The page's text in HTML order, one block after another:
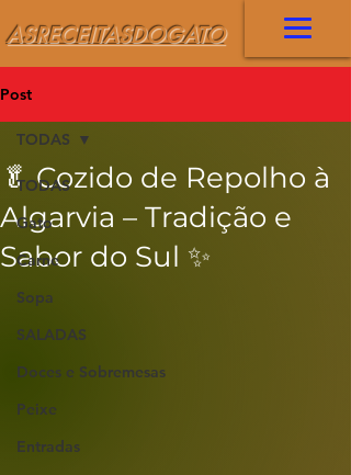
ASRECEITASDOGATO
Post
TODAS
Gato
Carne
Sopa
SALADAS
Doces e Sobremesas
Peixe
Entradas
TODAS
🥬 Cozido de Repolho à
Algarvia – Tradição e
Sabor do Sul ✨